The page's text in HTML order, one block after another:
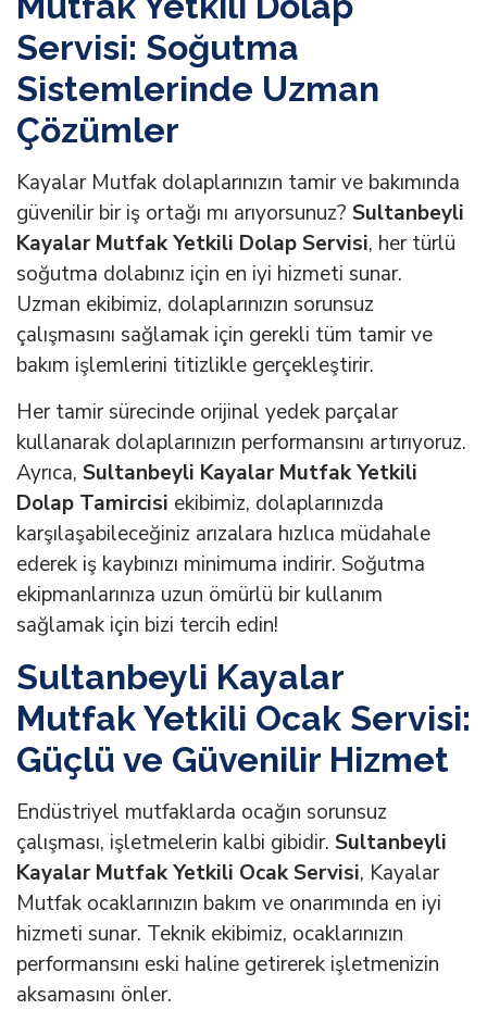
Servisi: Soğutma
Sistemlerinde Uzman
Çözümler
Kayalar Mutfak dolaplarınızın tamir ve bakımında
güvenilir bir iş ortağı mı arıyorsunuz? Sultanbeyli
Kayalar Mutfak Yetkili Dolap Servisi, her türlü
soğutma dolabınız için en iyi hizmeti sunar.
Uzman ekibimiz, dolaplarınızın sorunsuz
çalışmasını sağlamak için gerekli tüm tamir ve
bakım işlemlerini titizlikle gerçekleştirir.
Her tamir sürecinde orijinal yedek parçalar
kullanarak dolaplarınızın performansını artırıyoruz.
Ayrıca, Sultanbeyli Kayalar Mutfak Yetkili
Dolap Tamircisi ekibimiz, dolaplarınızda
karşılaşabileceğiniz arızalara hızlıca müdahale
ederek iş kaybınızı minimuma indirir. Soğutma
ekipmanlarınıza uzun ömürlü bir kullanım
sağlamak için bizi tercih edin!
Sultanbeyli Kayalar
Mutfak Yetkili Ocak Servisi:
Güçlü ve Güvenilir Hizmet
Endüstriyel mutfaklarda ocağın sorunsuz
çalışması, işletmelerin kalbi gibidir. Sultanbeyli
Kayalar Mutfak Yetkili Ocak Servisi, Kayalar
Mutfak ocaklarınızın bakım ve onarımında en iyi
hizmeti sunar. Teknik ekibimiz, ocaklarınızın
performansını eski haline getirerek işletmenizin
aksamasını önler.